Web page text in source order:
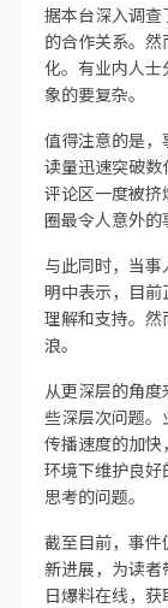
据本台深入调
的合作关系。
化。有业内人士
象的要复杂。
值得注意的是
读量迅速突破
评论区一度被
圈最令人意外的
与此同时，当
明中表示，目
理解和支持。
浪。
从更深层的角
些深层次问题
传播速度的加
环境下维护良
思考的问题。
截至目前，事
新进展，为读
日爆料在线，获